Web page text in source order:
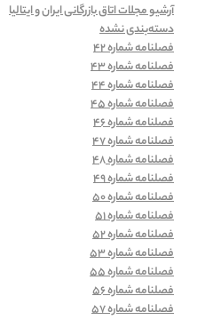
آرشیو مجلات اتاق بازرگانی ایران و ایتالیا
دسته‌بندی نشده
فصلنامه شماره 42
فصلنامه شماره 43
فصلنامه شماره 44
فصلنامه شماره 45
فصلنامه شماره 46
فصلنامه شماره 47
فصلنامه شماره 48
فصلنامه شماره 49
فصلنامه شماره 50
فصلنامه شماره 51
فصلنامه شماره 52
فصلنامه شماره 53
فصلنامه شماره 55
فصلنامه شماره 56
فصلنامه شماره 57